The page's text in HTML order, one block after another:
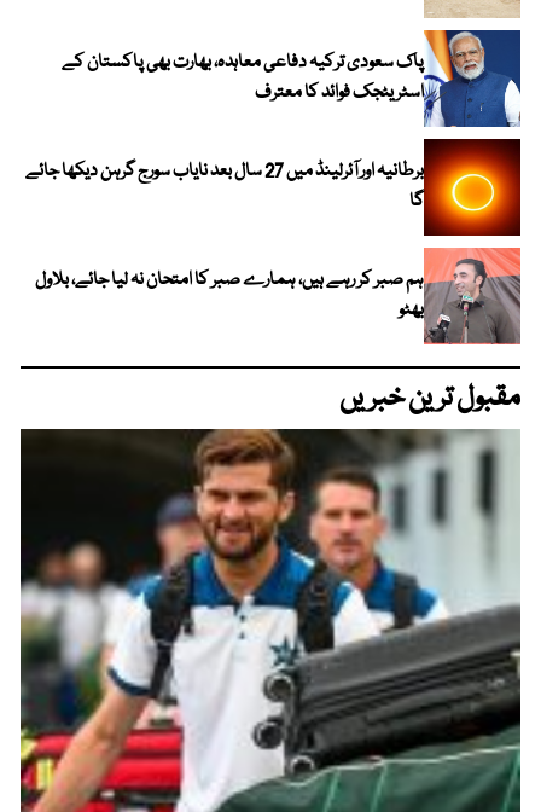
پاک سعودی ترکیہ دفاعی معاہدہ، بھارت بھی پاکستان کے
اسٹریٹجک فوائد کا معترف
برطانیہ اور آئرلینڈ میں 27 سال بعد نایاب سورج گرہن دیکھا جائے
گا
ہم صبر کر رہے ہیں، ہمارے صبر کا امتحان نہ لیا جائے، بلاول
بھٹو
مقبول ترین خبریں